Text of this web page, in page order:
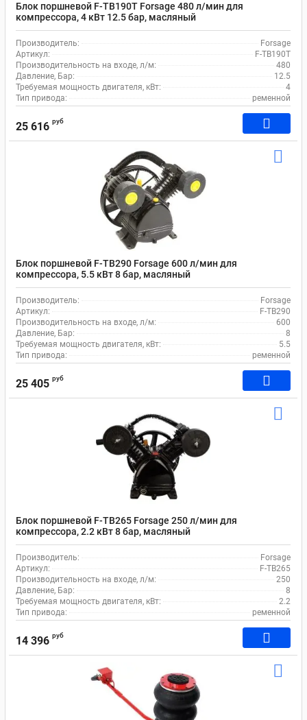
Блок поршневой F-TB190T Forsage 480 л/мин для
компрессора, 4 кВт 12.5 бар, масляный
Производитель:
Forsage
Артикул:
F-TB190T
Производительность на входе, л/м:
480
Давление, Бар:
12.5
Требуемая мощность двигателя, кВт:
4
Тип привода:
ременной
25 616 руб
Блок поршневой F-TB290 Forsage 600 л/мин для
компрессора, 5.5 кВт 8 бар, масляный
Производитель:
Forsage
Артикул:
F-TB290
Производительность на входе, л/м:
600
Давление, Бар:
8
Требуемая мощность двигателя, кВт:
5.5
Тип привода:
ременной
25 405 руб
Блок поршневой F-TB265 Forsage 250 л/мин для
компрессора, 2.2 кВт 8 бар, масляный
Производитель:
Forsage
Артикул:
F-TB265
Производительность на входе, л/м:
250
Давление, Бар:
8
Требуемая мощность двигателя, кВт:
2.2
Тип привода:
ременной
14 396 руб